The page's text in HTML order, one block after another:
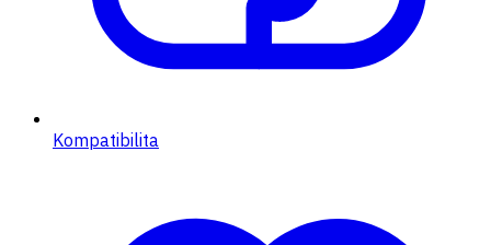
Kompatibilita